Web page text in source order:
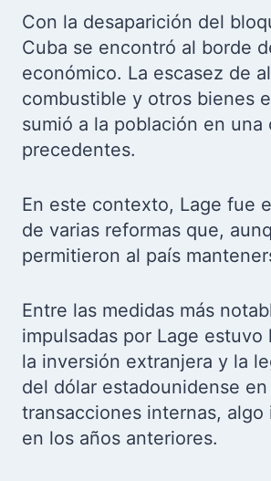
Con la desaparición del
Cuba se encontró al borde
económico. La escasez de
combustible y otros bienes
sumió a la población en una
precedentes.
En este contexto, Lage fue
de varias reformas que,
permitieron al país
Entre las medidas más
impulsadas por Lage estuvo
la inversión extranjera y la
del dólar estadounidense en
transacciones internas, algo
en los años anteriores.